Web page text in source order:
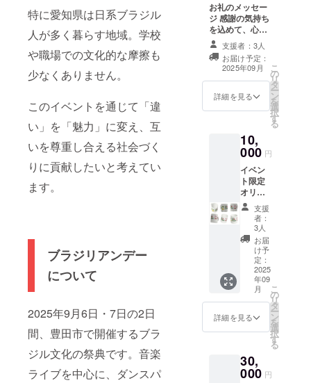
特に愛知県は日系ブラジル
人が多く暮らす地域。学校
や職場での文化的な摩擦も
少なくありません。
このイベントを通じて「違
い」を「魅力」に変え、互
いを尊重し合える社会づく
りに貢献したいと考えてい
ます。
ブラジリアンデー
について
2025年9月6日・7日の2日
間、豊田市で開催するブラ
ジル文化の祭典です。音楽
ライブを中心に、ダンスパ
お礼のメッセー
ジ 感謝の気持ち
を込めて、心を
込めたお礼の
メッセージをお
送りします
支援者：3人
お届け予定：
2025年09月
詳細を見る
こ
の
リ
タ
ー
ン
を
選
択
す
る
10,
000 円
イベン
ト限定
オリジ
ナルマ
グカッ
ベント
限定デ
ザイン
のオリ
ジナル
マグ
カップ
をお届
けしま
す。記
てぜひ
ご利用
支援
者：
3人
お届
け予
定：
2025
年09
月
詳細を見る
こ
の
リ
タ
ー
ン
を
選
択
す
る
30,
000 円